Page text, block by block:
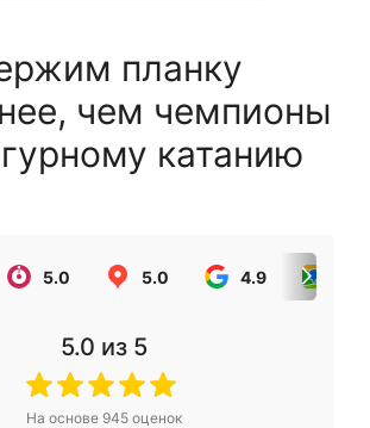
планку
чем чемпионы
катанию
5.0 5.0 4.9
5.0 из 5
На основе 945оценок